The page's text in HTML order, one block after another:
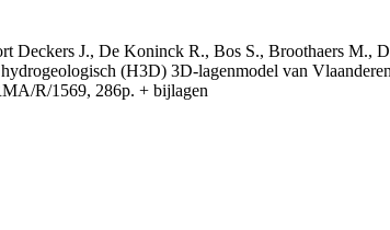
Deckers J., De Koninck R., Bos S., Broothaers
(H3D) 3D-lagenmodel van
R/1569, 286p. + bijlagen